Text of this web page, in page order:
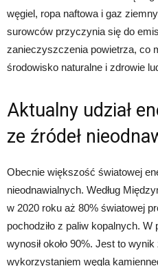
węgiel, ropa naftowa i gaz
surowców przyczynia się do
zanieczyszczenia powietrza, co
środowisko naturalne i zdrowie
Aktualny udział
ze źródeł
Obecnie większość światowej
nieodnawialnych. Według
w 2020 roku aż 80% światowej
pochodziło z paliw kopalnych. W
wynosił około 90%. Jest to
wykorzystaniem węgla